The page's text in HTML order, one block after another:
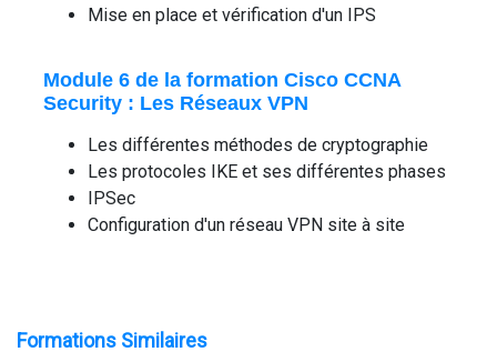
Mise en place et vérification d'un IPS
Module 6 de la formation Cisco CCNA
Security : Les Réseaux VPN
Les différentes méthodes de cryptographie
Les protocoles IKE et ses différentes phases
IPSec
Configuration d'un réseau VPN site à site
Formations Similaires